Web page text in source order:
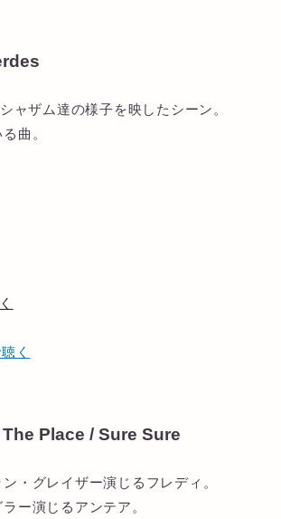
ャザム達の様子を映したシーン。
曲。
く
Place / Sure Sure
・グレイザー演じるフレディ。
ー演じるアンテア。